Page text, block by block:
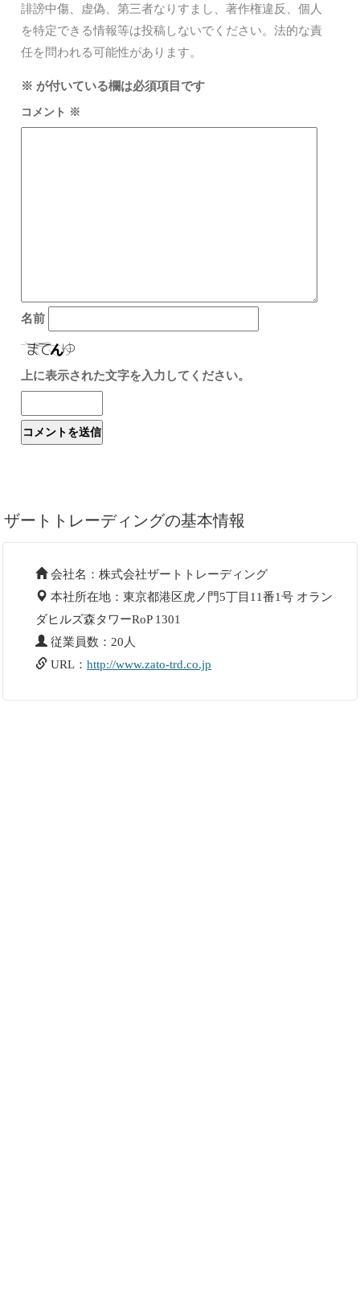
誹謗中傷、虚偽、第三者なりすまし、著作権違反、個人
を特定できる情報等は投稿しないでください。法的な責
任を問われる可能性があります。
※ が付いている欄は必須項目です
コメント ※
名前
上に表示された文字を入力してください。
ザートトレーディングの基本情報
会社名：株式会社ザートトレーディング
本社所在地：東京都港区虎ノ門5丁目11番1号 オラン
ダヒルズ森タワーRoP 1301
従業員数：20人
URL： http://www.zato-trd.co.jp